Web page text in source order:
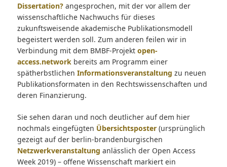
Dissertation?angesprochen, mit der vor allem der
wissenschaftliche Nachwuchs für dieses
zukunftsweisende akademische Publikationsmodell
begeistert werden soll. Zum anderen feilen wir in
Verbindung mit dem BMBF-Projekt open-
access.networkbereits am Programm einer
spätherbstlichen Informationsveranstaltung zu neuen
Publikationsformaten in den Rechtswissenschaften und
deren Finanzierung.
Sie sehen daran und noch deutlicher auf dem hier
nochmals eingefügten Übersichtsposter(ursprünglich
gezeigt auf der berlin-brandenburgischen
Netzwerkveranstaltung anlässlich der Open Access
Week 2019) – offene Wissenschaft markiert ein